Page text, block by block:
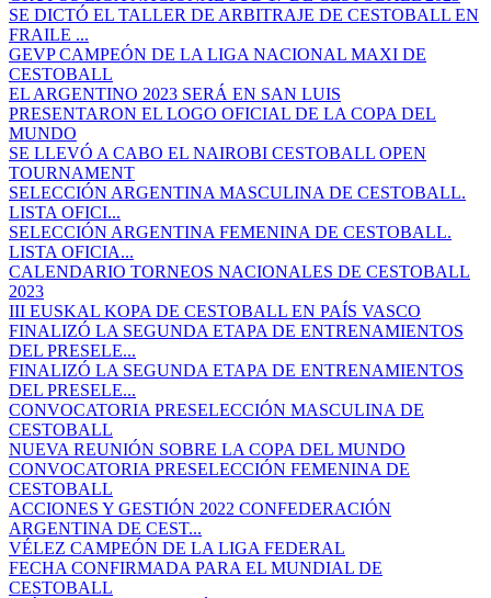
SE DICTÓ EL TALLER DE ARBITRAJE DE CESTOBALL EN
FRAILE ...
GEVP CAMPEÓN DE LA LIGA NACIONAL MAXI DE
CESTOBALL
EL ARGENTINO 2023 SERÁ EN SAN LUIS
PRESENTARON EL LOGO OFICIAL DE LA COPA DEL
MUNDO
SE LLEVÓ A CABO EL NAIROBI CESTOBALL OPEN
TOURNAMENT
SELECCIÓN ARGENTINA MASCULINA DE CESTOBALL.
LISTA OFICI...
SELECCIÓN ARGENTINA FEMENINA DE CESTOBALL.
LISTA OFICIA...
CALENDARIO TORNEOS NACIONALES DE CESTOBALL
2023
III EUSKAL KOPA DE CESTOBALL EN PAÍS VASCO
FINALIZÓ LA SEGUNDA ETAPA DE ENTRENAMIENTOS
DEL PRESELE...
FINALIZÓ LA SEGUNDA ETAPA DE ENTRENAMIENTOS
DEL PRESELE...
CONVOCATORIA PRESELECCIÓN MASCULINA DE
CESTOBALL
NUEVA REUNIÓN SOBRE LA COPA DEL MUNDO
CONVOCATORIA PRESELECCIÓN FEMENINA DE
CESTOBALL
ACCIONES Y GESTIÓN 2022 CONFEDERACIÓN
ARGENTINA DE CEST...
VÉLEZ CAMPEÓN DE LA LIGA FEDERAL
FECHA CONFIRMADA PARA EL MUNDIAL DE
CESTOBALL